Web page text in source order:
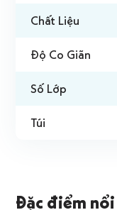
Chất Liệu
Độ Co Giãn
Số Lớp
Túi
Đặc điểm